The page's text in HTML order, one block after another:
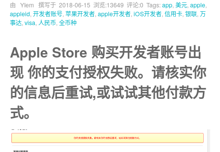
由 YIem 撰写于 2018-06-15 浏览:13649 评论:0 Tags:app, 美元, apple,
appleid, 开发者账号, 苹果开发者, apple开发者, iOS开发者, 信用卡, 银联, 万
事达, visa, 人民币, 全币种
Apple Store 购买开发者账号出
现 你的支付授权失败。请核实你
的信息后重试,或试试其他付款方
式。